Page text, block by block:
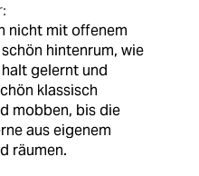
nicht mit offenem
hintenrum, wie
gelernt und
klassisch
mobben, bis die
aus eigenem
räumen.